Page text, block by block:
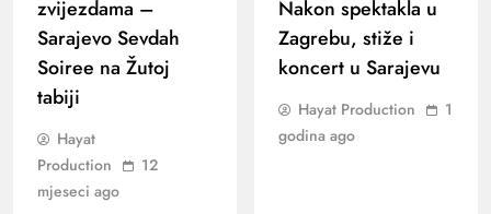
zvijezdama –
Sarajevo Sevdah
Soiree na Žutoj
tabiji
Hayat
Production
12
mjeseci ago
Nakon spektakla u
Zagrebu, stiže i
koncert u Sarajevu
Hayat Production
1
godina ago